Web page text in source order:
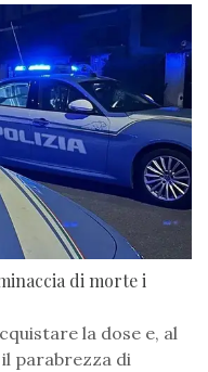
di morte i
la dose e, al
parabrezza di